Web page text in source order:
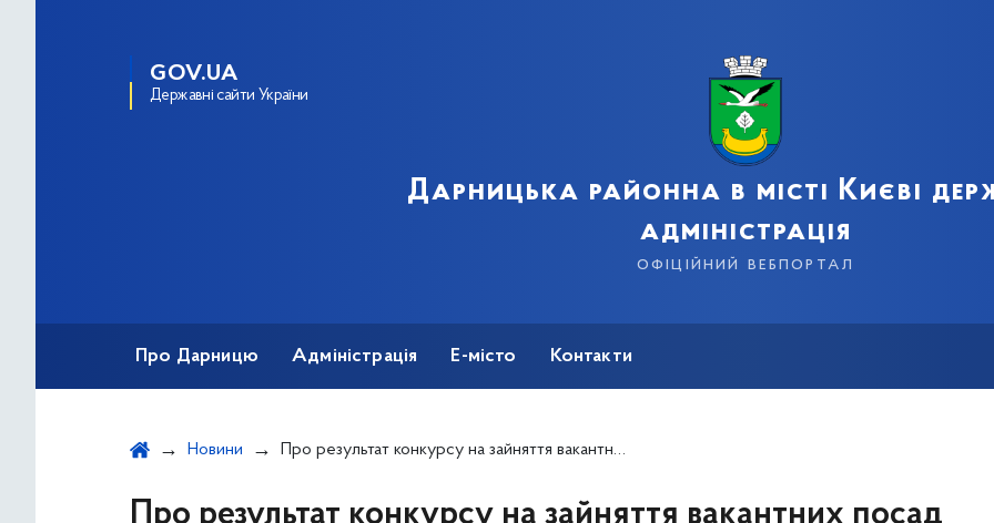
GOV.UA
Державні сайти України
Дарницька районна в місті Києві
адміністрація
офіційний вебпортал
Про Дарницю Адміністрація Е-місто Контакти
Новини Про результат конкурсу на зайняття вакантних посад державної служби категорії «В» - адміністратора (3 посади) відділу (Центру) надання адміністративних послуг апарату Дарницької районної в місті Києві державної адміністрації
Про результат конкурсу на зайняття вакантних посад